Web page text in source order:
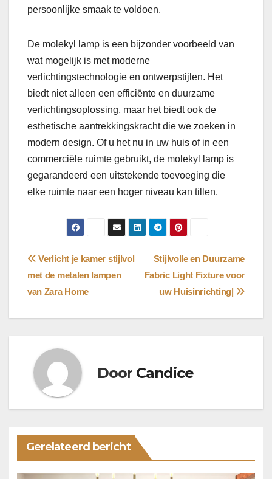
persoonlijke smaak te voldoen.
De molekyl lamp is een bijzonder voorbeeld van
wat mogelijk is met moderne
verlichtingstechnologie en ontwerpstijlen. Het
biedt niet alleen een efficiënte en duurzame
verlichtingsoplossing, maar het biedt ook de
esthetische aantrekkingskracht die we zoeken in
modern design. Of u het nu in uw huis of in een
commerciële ruimte gebruikt, de molekyl lamp is
gegarandeerd een uitstekende toevoeging die
elke ruimte naar een hoger niveau kan tillen.
Bericht
navigatie
Stijlvolle en Duurzame
Fabric Light Fixture voor
uw Huisinrichting|
Verlicht je kamer stijlvol
met de metalen lampen
van Zara Home
Door Candice
Gerelateerd bericht